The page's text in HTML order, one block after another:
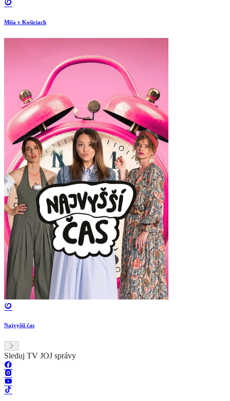
Miša v Košiciach
Najvyšší čas
Sleduj TV JOJ správy